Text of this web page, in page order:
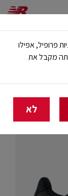
פרופיל, אפילו
מקבל את
לא